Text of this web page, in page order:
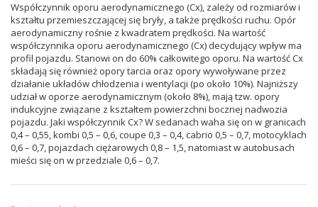
Współczynnik oporu aerodynamicznego (Cx), zależy od rozmiarów i
kształtu przemieszczającej się bryły, a także prędkości ruchu. Opór
aerodynamiczny rośnie z kwadratem prędkości. Na wartość
współczynnika oporu aerodynamicznego (Cx) decydujący wpływ ma
profil pojazdu. Stanowi on do 60% całkowitego oporu. Na wartość Cx
składają się również opory tarcia oraz opory wywoływane przez
działanie układów chłodzenia i wentylacji (po około 10%). Najniższy
udział w oporze aerodynamicznym (około 8%), mają tzw. opory
indukcyjne związane z kształtem powierzchni bocznej nadwozia
pojazdu. Jaki współczynnik Cx? W sedanach waha się on w granicach
0,4 – 0,55, kombi 0,5 – 0,6, coupe 0,3 – 0,4, cabrio 0,5 – 0,7, motocyklach
0,6 – 0,7, pojazdach ciężarowych 0,8 – 1,5, natomiast w autobusach
mieści się on w przedziale 0,6 – 0,7.